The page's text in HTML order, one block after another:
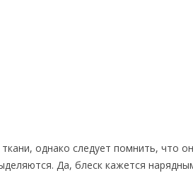
однако следует помнить, что
Да, блеск кажется